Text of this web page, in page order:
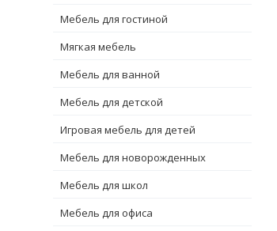
Мебель для гостиной
Мягкая мебель
Мебель для ванной
Мебель для детской
Игровая мебель для детей
Мебель для новорожденных
Мебель для школ
Мебель для офиса